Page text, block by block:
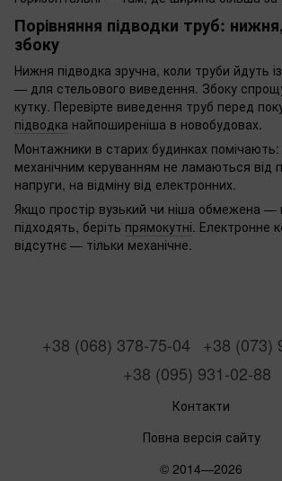
Порівняння підводки труб:
збоку
Нижня підводка зручна, коли труби йдуть
— для стельового виведення. Збоку
кутку. Перевірте виведення труб перед
підводка найпоширеніша в новобудовах.
Монтажники в старих будинках помічають:
механічним керуванням не ламаються від
напруги, на відміну від електронних.
Якщо простір вузький чи ніша обмежена —
підходять, беріть прямокутні. Електронне
відсутнє — тільки механічне.
+38 (068) 378-75-04
+38 (073)
+38 (095) 931-02-88
Контакти
Повна версія сайту
© 2014—2026